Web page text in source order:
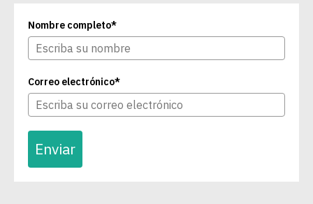
Nombre completo*
Correo electrónico*
Enviar